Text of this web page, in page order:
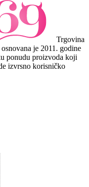
Trgovina
je 2011. godine
ponudu proizvoda koji
izvrsno korisničko